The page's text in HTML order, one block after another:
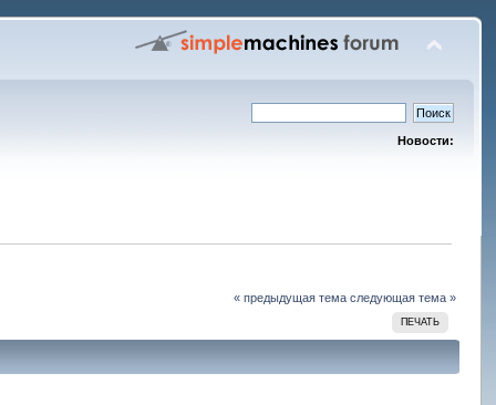
Новости:
« предыдущая тема следующая тема »
ПЕЧАТЬ